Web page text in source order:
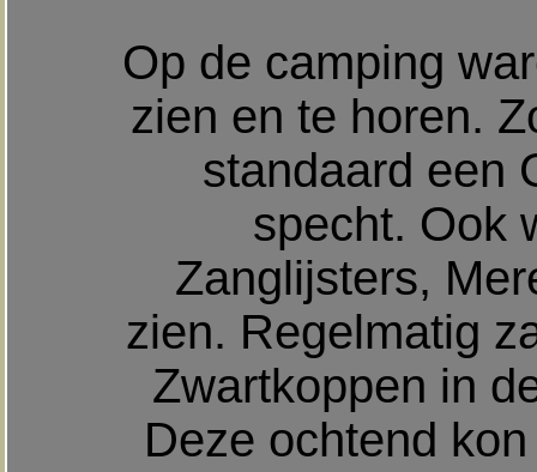
Op de camping
zien en te horen.
standaard een
specht. Ook
Zanglijsters,
zien. Regelmatig
Zwartkoppen in
Deze ochtend